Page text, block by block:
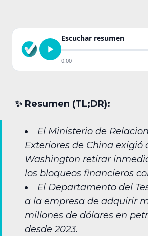
Escuchar resumen
0:00
✨︎ Resumen (TL;DR):
El Ministerio de
Exteriores de China exigió
Washington retirar
los bloqueos financieros
El Departamento del
a la empresa de adquirir
millones de dólares en
desde 2023.